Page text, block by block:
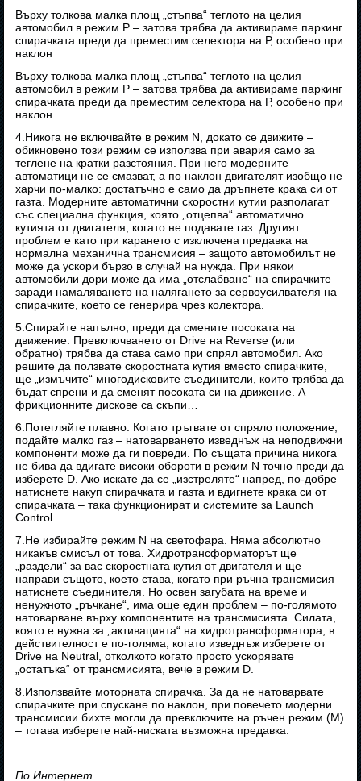
Върху толкова малка площ „стъпва“ теглото на целия
автомобил в режим Р – затова трябва да активираме паркинг
спирачката преди да преместим селектора на Р, особено при
наклон
Върху толкова малка площ „стъпва“ теглото на целия
автомобил в режим Р – затова трябва да активираме паркинг
спирачката преди да преместим селектора на Р, особено при
наклон
4.Никога не включвайте в режим N, докато се движите –
обикновено този режим се използва при авария само за
теглене на кратки разстояния. При него модерните
автоматици не се смазват, а по наклон двигателят изобщо не
харчи по-малко: достатъчно е само да дръпнете крака си от
газта. Moдерните автоматични скоростни кутии разполагат
със специална функция, която „отцепва“ автоматично
кутията от двигателя, когато не подавате газ. Другият
проблем е като при карането с изключена предавка на
нормална механична трансмисия – защото автомобилът не
може да ускори бързо в случай на нужда. При някои
автомобили дори може да има „отслабване“ на спирачките
заради намаляването на налягането за сервоусилвателя на
спирачките, което се генерира чрез колектора.
5.Спирайте напълно, преди да смените посоката на
движение. Превключването от Drive на Reverse (или
обратно) трябва да става само при спрял автомобил. Ако
решите да ползвате скоростната кутия вместо спирачките,
ще „измъчите“ многодисковите съединители, които трябва да
бъдат спрени и да сменят посоката си на движение. А
фрикционните дискове са скъпи…
6.Потегляйте плавно. Когато тръгвате от спряло положение,
подайте малко газ – натоварването изведнъж на неподвижни
компоненти може да ги повреди. По същата причина никога
не бива да вдигате високи обороти в режим N точно преди да
изберете D. Ако искате да се „изстреляте“ напред, по-добре
натиснете накуп спирачката и газта и вдигнете крака си от
спирачката – така функционират и системите за Launch
Control.
7.Не избирайте режим N на светофара. Няма абсолютно
никакъв смисъл от това. Хидротрансформаторът ще
„раздели“ за вас скоростната кутия от двигателя и ще
направи същото, което става, когато при ръчна трансмисия
натиснете съединителя. Но освен загубата на време и
ненужното „ръчкане“, има още един проблем – по-голямото
натоварване върху компонентите на трансмисията. Силата,
която е нужна за „активацията“ на хидротрансформатора, в
действителност е по-голяма, когато изведнъж изберете от
Drive на Neutral, отколкото когато просто ускорявате
„остатъка“ от трансмисията, вече в режим D.
8.Използвайте моторната спирачка. За да не натоварвате
спирачките при спускане по наклон, при повечето модерни
трансмисии бихте могли да превключите на ръчен режим (М)
– тогава изберете най-ниската възможна предавка.
По Интернет